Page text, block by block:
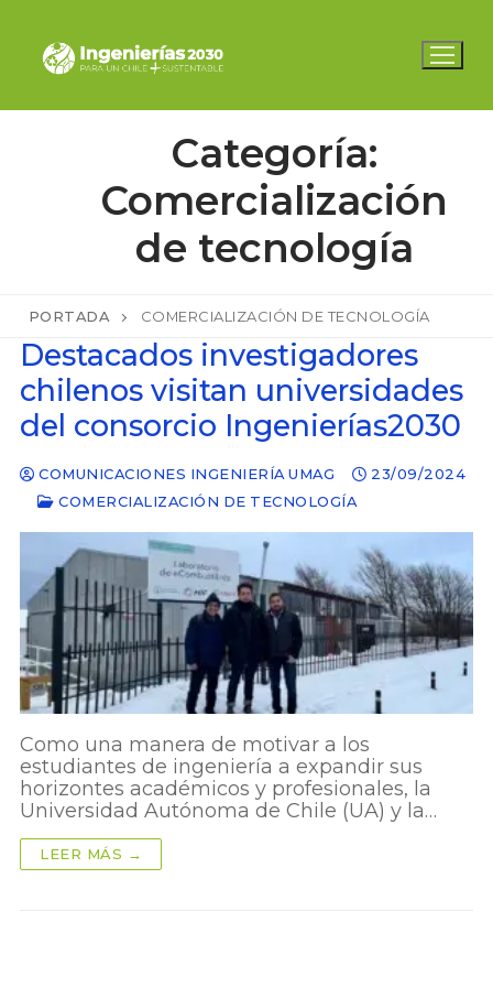
contenido
Categoría:
Comercialización
de tecnología
PORTADA COMERCIALIZACIÓN DE TECNOLOGÍA
Destacados investigadores
chilenos visitan universidades
del consorcio Ingenierías2030
COMUNICACIONES INGENIERÍA UMAG
23/09/2024
COMERCIALIZACIÓN DE TECNOLOGÍA
Como una manera de motivar a los
estudiantes de ingeniería a expandir sus
horizontes académicos y profesionales, la
Universidad Autónoma de Chile (UA) y la…
LEER MÁS →